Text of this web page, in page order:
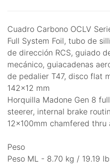
Cuadro Carbono OCLV
Full System Foil, tubo de
de dirección RCS, guiado
mecánico, guiacadenas
de pedalier T47, disco flat
142x12 mm
Horquilla Madone Gen 8
steerer, internal brake
12x100mm chamfered thru
Peso
Peso ML - 8.70 kg / 19.19